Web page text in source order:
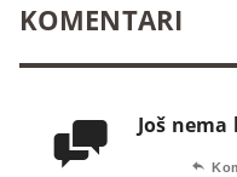
KOMENTARI
 Još
